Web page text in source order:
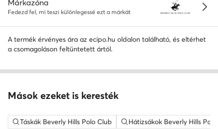
Márkazóna
Fedezd fel, mi teszi különlegessé ezt a márkát
A termék érvényes ára az ecipo.hu oldalon található, és eltérhet
a csomagoláson feltüntetett ártól.
Mások ezeket is keresték
Táskák Beverly Hills Polo Club Hátizsákok Beverly Hills